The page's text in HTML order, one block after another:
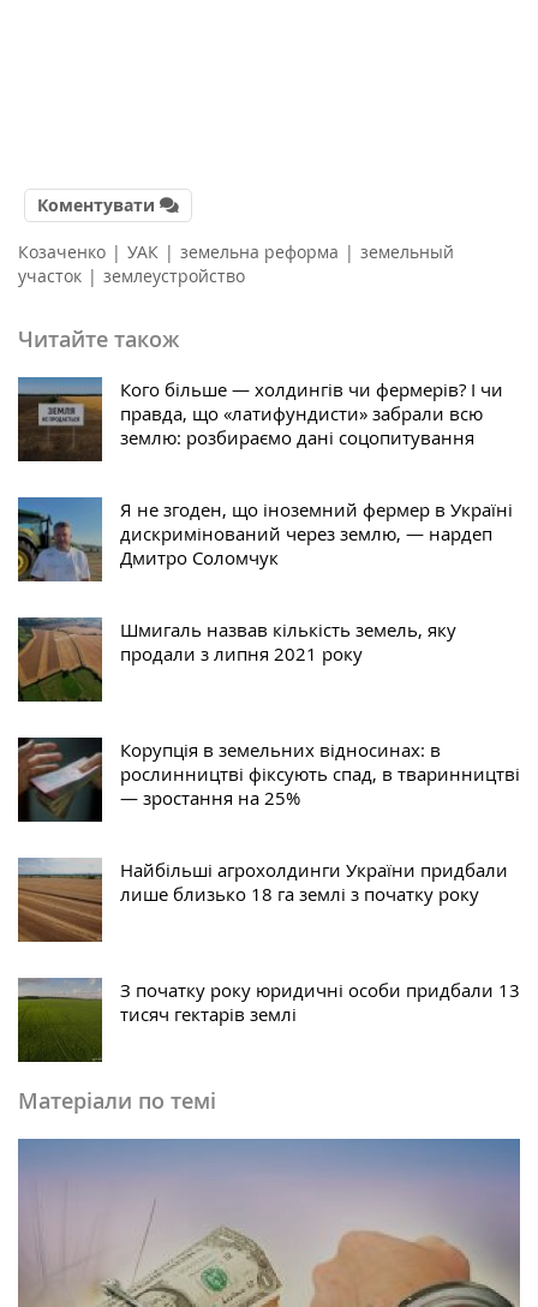
Коментувати
Козаченко | УАК | земельна реформа | земельный
участок | землеустройство
Читайте також
Кого більше — холдингів чи фермерів? І чи
правда, що «латифундисти» забрали всю
землю: розбираємо дані соцопитування
Я не згоден, що іноземний фермер в Україні
дискримінований через землю, — нардеп
Дмитро Соломчук
Шмигаль назвав кількість земель, яку
продали з липня 2021 року
Корупція в земельних відносинах: в
рослинництві фіксують спад, в тваринництві
— зростання на 25%
Найбільші агрохолдинги України придбали
лише близько 18 га землі з початку року
З початку року юридичні особи придбали 13
тисяч гектарів землі
Матеріали по темі